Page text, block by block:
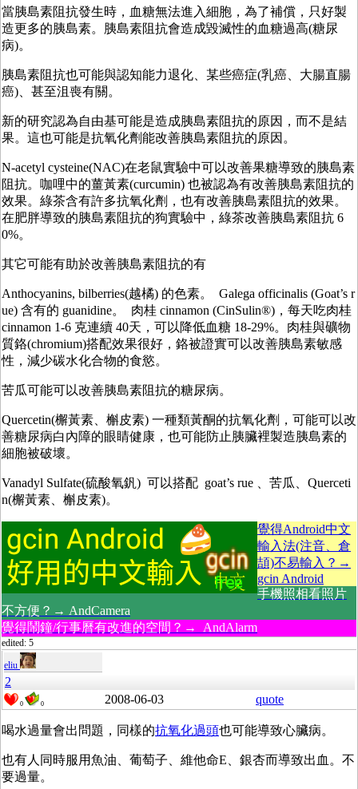
當胰島素阻抗發生時，血糖無法進入細胞，為了補償，只好製
造更多的胰島素。胰島素阻抗會造成毀滅性的血糖過高(糖尿
病)。
胰島素阻抗也可能與認知能力退化、某些癌症(乳癌、大腸直腸
癌)、甚至沮喪有關。
新的研究認為自由基可能是造成胰島素阻抗的原因，而不是結
果。這也可能是抗氧化劑能改善胰島素阻抗的原因。
N-acetyl cysteine(NAC)在老鼠實驗中可以改善果糖導致的胰島素
阻抗。咖哩中的薑黃素(curcumin) 也被認為有改善胰島素阻抗的
效果。綠茶含有許多抗氧化劑，也有改善胰島素阻抗的效果。
在肥胖導致的胰島素阻抗的狗實驗中，綠茶改善胰島素阻抗 6
0%。
其它可能有助於改善胰島素阻抗的有
Anthocyanins, bilberries(越橘) 的色素。 Galega officinalis (Goat’s r
ue) 含有的 guanidine。 肉桂 cinnamon (CinSulin®)，每天吃肉桂
cinnamon 1-6 克連續 40天，可以降低血糖 18-29%。肉桂與礦物
質鉻(chromium)搭配效果很好，鉻被證實可以改善胰島素敏感
性，減少碳水化合物的食慾。
苦瓜可能可以改善胰島素阻抗的糖尿病。
Quercetin(檞黃素、槲皮素) 一種類黃酮的抗氧化劑，可能可以改
善糖尿病白內障的眼睛健康，也可能防止胰臟裡製造胰島素的
細胞被破壞。
Vanadyl Sulfate(硫酸氧釩) 可以搭配 goat’s rue 、苦瓜、Querceti
n(檞黃素、槲皮素)。
覺得Android中文
輸入法(注音、倉
頡)不易輸入？→
gcin Android
手機照相看照片
不方便？→ AndCamera
覺得鬧鐘/行事曆有改進的空間？→ AndAlarm
edited: 5
eliu
2
0 0 2008-06-03 quote
喝水過量會出問題，同樣的抗氧化過頭也可能導致心臟病。
也有人同時服用魚油、葡萄子、維他命E、銀杏而導致出血。不
要過量。